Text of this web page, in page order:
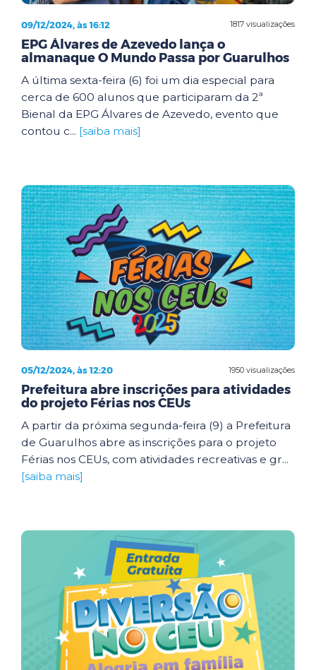
1817 visualizações
09/12/2024, às 16:12
EPG Álvares de Azevedo lança o
almanaque O Mundo Passa por Guarulhos
A última sexta-feira (6) foi um dia especial para
cerca de 600 alunos que participaram da 2ª
Bienal da EPG Álvares de Azevedo, evento que
contou c... [saiba mais]
1950 visualizações
05/12/2024, às 12:20
Prefeitura abre inscrições para atividades
do projeto Férias nos CEUs
A partir da próxima segunda-feira (9) a Prefeitura
de Guarulhos abre as inscrições para o projeto
Férias nos CEUs, com atividades recreativas e gr...
[saiba mais]